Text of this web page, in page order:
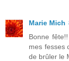
Marie Mich
Bonne
mes fesses
de brûler le